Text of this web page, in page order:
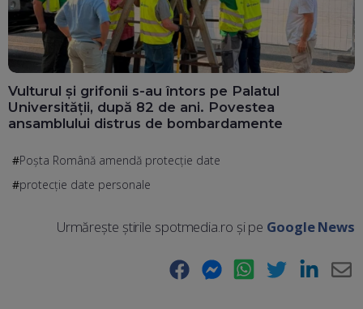
Vulturul și grifonii s-au întors pe Palatul
Universității, după 82 de ani. Povestea
ansamblului distrus de bombardamente
Poșta Română amendă protecție date
protecție date personale
Urmărește știrile spotmedia.ro și pe Google News
Facebook Messenger WhatsApp Twitter LinkedIn